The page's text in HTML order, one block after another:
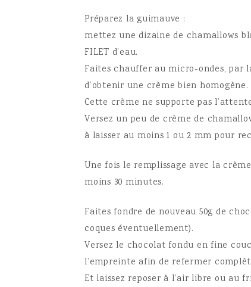
Préparez la guimauve :
mettez une dizaine de chamallows
FILET d’eau.
Faites chauffer au micro-ondes, par
d’obtenir une crème bien homogène.
Cette crème ne supporte pas
Versez un peu de crème de
à laisser au moins 1 ou 2 mm pour
Une fois le remplissage avec la
moins 30 minutes.
Faites fondre de nouveau 50g de
coques éventuellement).
Versez le chocolat fondu en fine
l’empreinte afin de refermer
Et laissez reposer à l’air libre ou au